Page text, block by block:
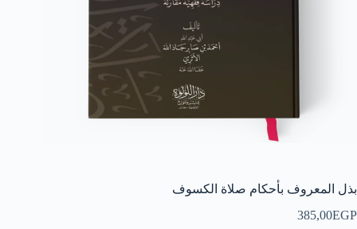
بذل المعروف بأحكام صلاة الكسوف
385,00EGP